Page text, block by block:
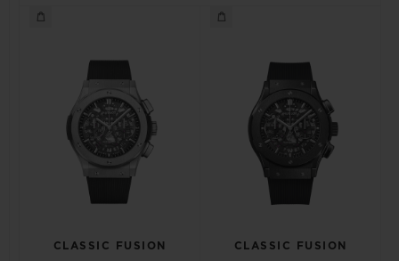
CLASSIC FUSION CLASSIC FUSION